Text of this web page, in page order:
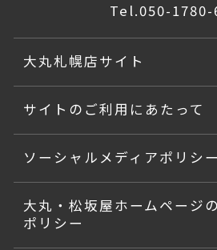
Tel.050-1780-
大丸札幌店サイト
サイトのご利用にあたって
ソーシャルメディアポリシー
大丸・松坂屋ホームページ
ポリシー